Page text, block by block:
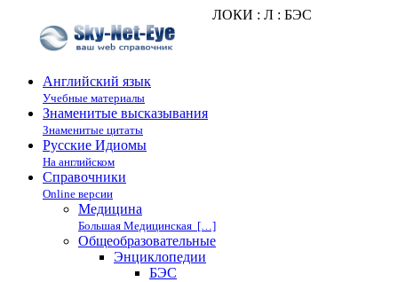
ЛОКИ : Л : БЭС
Английский язык
Учебные материалы
Знаменитые высказывания
Знаменитые цитаты
Русские Идиомы
На английском
Справочники
Online версии
Медицина
Большая Медицинская […]
Общеобразовательные
Энциклопедии
БЭС